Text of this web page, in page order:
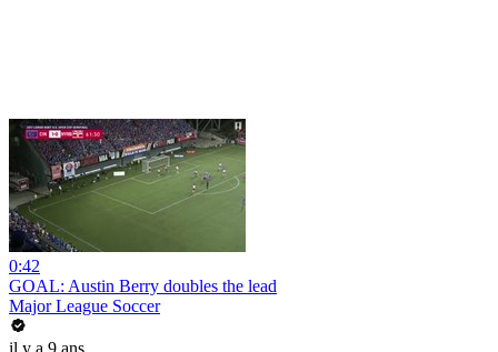
0:42
GOAL: Austin Berry doubles the lead
Major League Soccer